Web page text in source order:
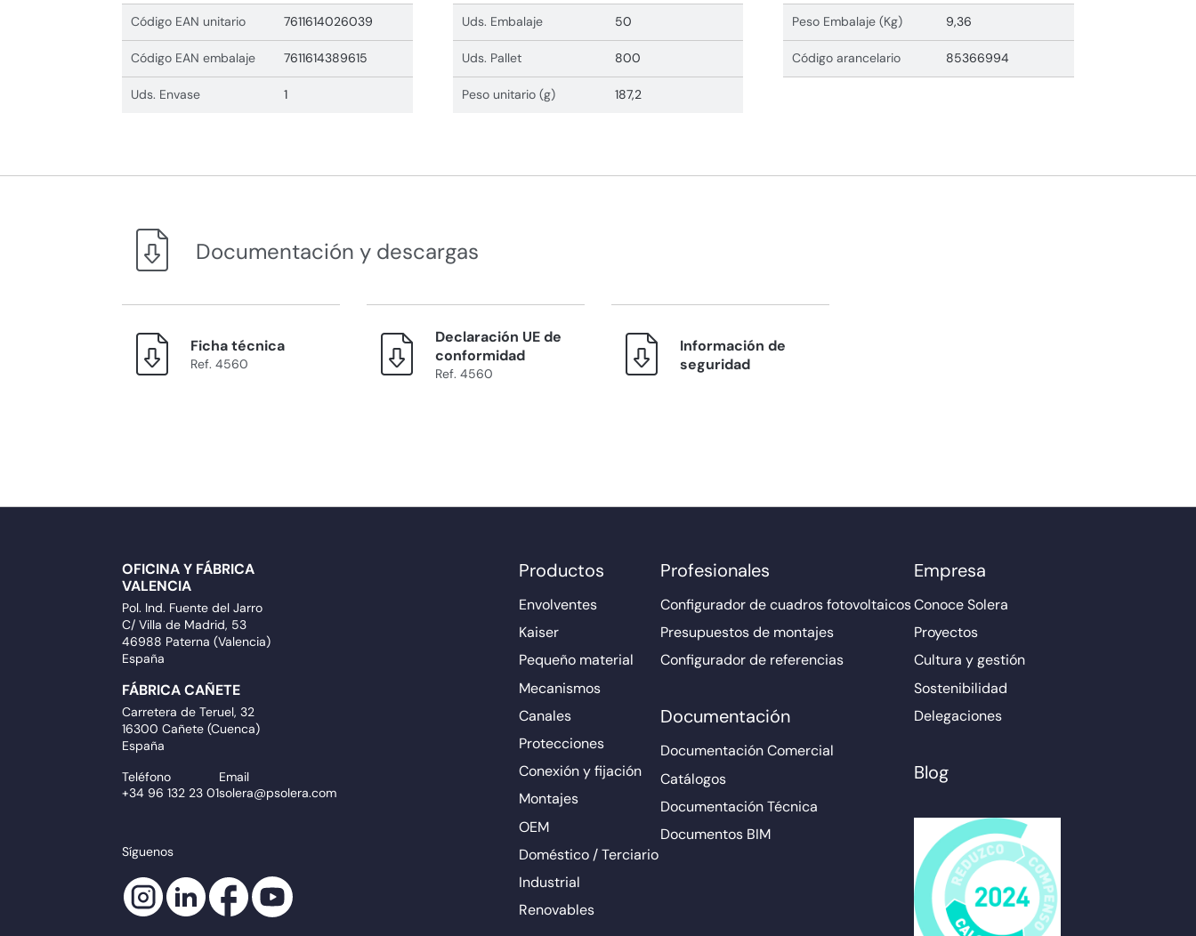
Código EAN unitario 7611614026039
Código EAN embalaje 7611614389615
Uds. Envase 1
Uds. Embalaje 50
Uds. Pallet 800
Peso unitario (g) 187,2
Peso Embalaje (Kg) 9,36
Código arancelario 85366994
Documentación y descargas
Ficha técnica
Ref. 4560
Declaración UE de
conformidad
Ref. 4560
Información de
seguridad
OFICINA Y FÁBRICA
VALENCIA
Pol. Ind. Fuente del Jarro
C/ Villa de Madrid, 53
46988 Paterna (Valencia)
España
FÁBRICA CAÑETE
Carretera de Teruel, 32
16300 Cañete (Cuenca)
España
Teléfono
+34 96 132 23 01
Email
solera@psolera.com
Síguenos
Productos
Envolventes
Kaiser
Pequeño material
Mecanismos
Canales
Protecciones
Conexión y fijación
Montajes
OEM
Doméstico / Terciario
Industrial
Renovables
Profesionales
Configurador de cuadros fotovoltaicos
Presupuestos de montajes
Configurador de referencias
Documentación
Documentación Comercial
Catálogos
Documentación Técnica
Documentos BIM
Empresa
Conoce Solera
Proyectos
Cultura y gestión
Sostenibilidad
Delegaciones
Blog